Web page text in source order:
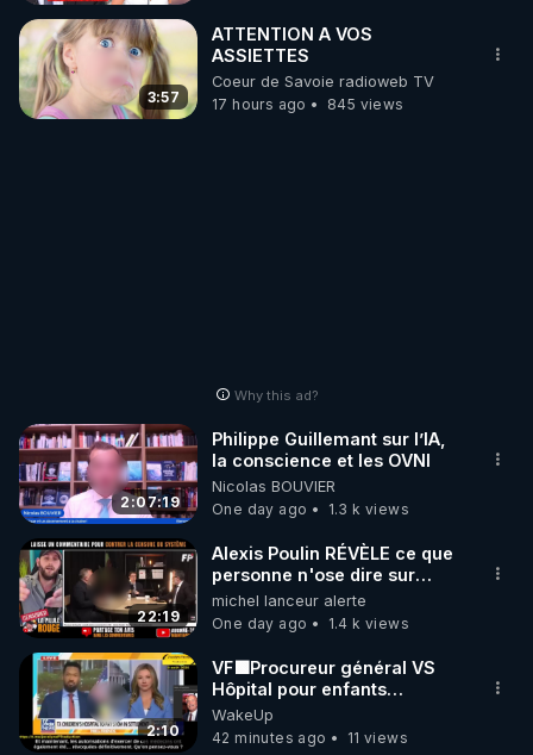
3:57
ATTENTION A VOS
ASSIETTES
Coeur de Savoie radioweb TV
17 hours ago
845 views
Why this ad?
2:07:19
Philippe Guillemant sur l’IA,
la conscience et les OVNI
Nicolas BOUVIER
One day ago
1.3 k views
22:19
Alexis Poulin RÉVÈLE ce que
personne n'ose dire sur
l'Union européenne (C'est
explosif)
michel lanceur alerte
One day ago
1.4 k views
2:10
VF🟩Procureur général VS
Hôpital pour enfants
concernant opérations de
transition de mineurs-Joc Tr
WakeUp
42 minutes ago
11 views